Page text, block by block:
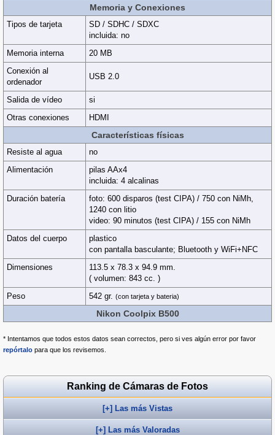
Memoria y Conexiones
Tipos de tarjeta
SD / SDHC / SDXC
incluida: no
Memoria interna
20 MB
Conexión al
ordenador
USB 2.0
Salida de vídeo
si
Otras conexiones
HDMI
Características físicas
Resiste al agua
no
Alimentación
pilas AAx4
incluida: 4 alcalinas
Duración batería
foto: 600 disparos (test CIPA) / 750 con NiMh,
1240 con litio
video: 90 minutos (test CIPA) / 155 con NiMh
Datos del cuerpo
plastico
con pantalla basculante; Bluetooth y WiFi+NFC
Dimensiones
113.5 x 78.3 x 94.9 mm.
( volumen: 843 cc. )
Peso
542 gr. (con tarjeta y bateria)
Nikon Coolpix B500
* Intentamos que todos estos datos sean correctos, pero si ves algún error por favor
repórtalo para que los revisemos.
Ranking de Cámaras de Fotos
[+] Las más Vistas
[+] Las más Valoradas